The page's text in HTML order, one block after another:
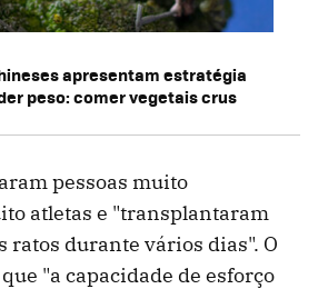
apresentam estratégia
peso: comer vegetais crus
pessoas muito
atletas e "transplantaram
ratos durante vários dias". O
"a capacidade de esforço